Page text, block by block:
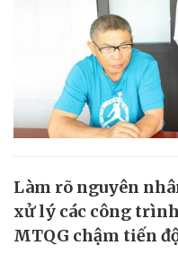
Làm rõ nguyên
xử lý các công
MTQG chậm tiến